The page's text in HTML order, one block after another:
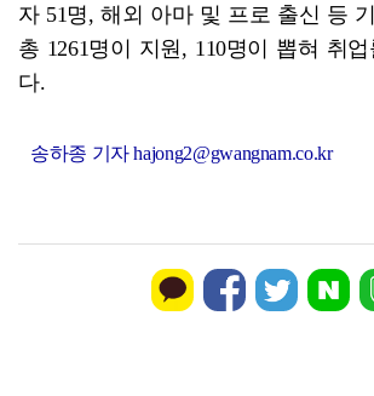
자 51명, 해외 아마 및 프로 출신 등
총 1261명이 지원, 110명이 뽑혀 취
다.
송하종 기자 hajong2@gwangnam.co.kr